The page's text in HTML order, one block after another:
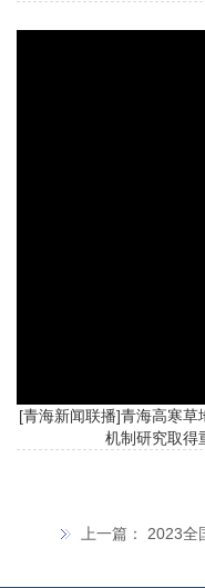
[青海新闻联播]青海高寒
机制研究取得
上一篇： 2023全